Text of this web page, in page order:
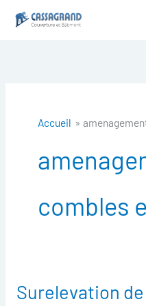
Accueil
combles
Surelevation
Surelevation